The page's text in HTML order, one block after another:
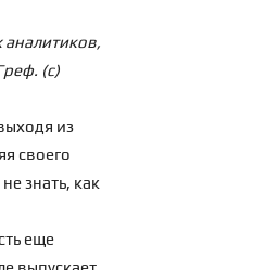
аналитиков,
(с)
из
своего
знать, как
еще